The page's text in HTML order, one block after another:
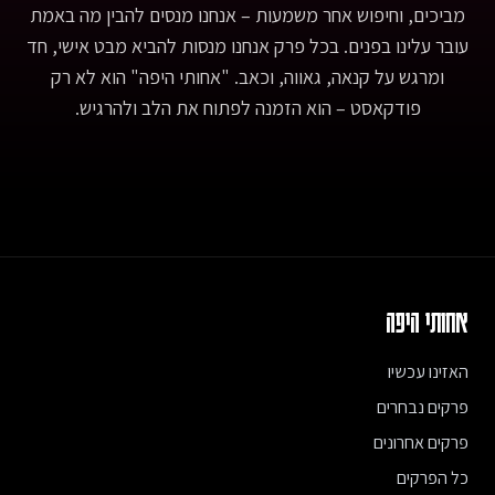
Girls (Offer Nissim Remix) - Chloe x Halle, Jadagrace, Janelle
Monáe, Kelly Clarkson, Kelly Rowland, Lea Michele, Missy
Elliott &amp; Zendaya, Songwriters: Diane Warren, AOL
MAKERs- פלייליסט עם כל השירים שהופיעו בפינה בין השורות:
מביכים, וחיפוש אחר משמעות – אנחנו מנסים להבין מה באמת
עובר עלינו בפנים. בכל פרק אנחנו מנסות להביא מבט אישי, חד
ומרגש על קנאה, גאווה, וכאב. "אחותי היפה" הוא לא רק
פודקאסט – הוא הזמנה לפתוח את הלב ולהרגיש.
אחותי היפה
האזינו עכשיו
פרקים נבחרים
פרקים אחרונים
כל הפרקים